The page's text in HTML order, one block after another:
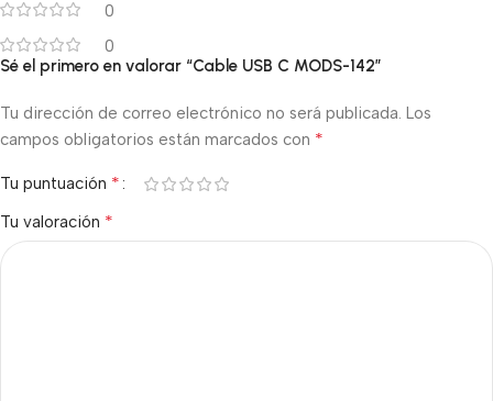
0
0
Sé el primero en valorar “Cable USB C MODS-142”
Tu dirección de correo electrónico no será publicada. Los
campos obligatorios están marcados con *
Tu puntuación *
Tu valoración *